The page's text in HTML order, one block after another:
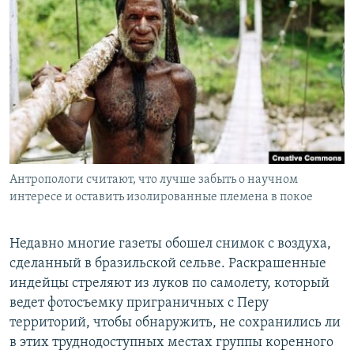
СИБИРЬ.РЕАЛИИ
РАСПИСАНИЕ ВЕЩАНИЯ
ПОДПИШИТЕСЬ НА РАССЫЛКУ
СОЦИАЛЬНЫЕ СЕТИ
Антропологи считают, что лучше забыть о научном
интересе и оставить изолированные племена в покое
Недавно многие газеты обошел снимок с воздуха,
сделанный в бразильской сельве. Раскрашенные
индейцы стреляют из луков по самолету, который
ведет фотосъемку приграничных с Перу
территорий, чтобы обнаружить, не сохранились ли
в этих труднодоступных местах группы коренного